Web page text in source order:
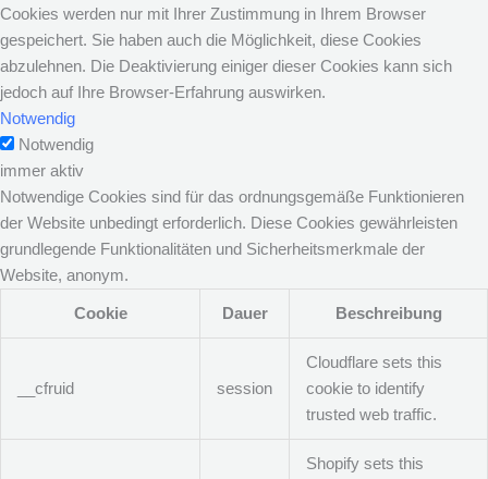
Cookies werden nur mit Ihrer Zustimmung in Ihrem Browser
gespeichert. Sie haben auch die Möglichkeit, diese Cookies
abzulehnen. Die Deaktivierung einiger dieser Cookies kann sich
jedoch auf Ihre Browser-Erfahrung auswirken.
Notwendig
Notwendig
immer aktiv
Notwendige Cookies sind für das ordnungsgemäße Funktionieren
der Website unbedingt erforderlich. Diese Cookies gewährleisten
grundlegende Funktionalitäten und Sicherheitsmerkmale der
Website, anonym.
Cookie Dauer Beschreibung
__cfruid session
Cloudflare sets this
cookie to identify
trusted web traffic.
Shopify sets this